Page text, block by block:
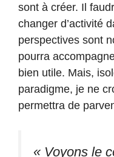
sont à créer. Il
changer d’activité
perspectives sont
pourra
bien utile. Mais,
paradigme, je ne
permettra de
« Voyons le